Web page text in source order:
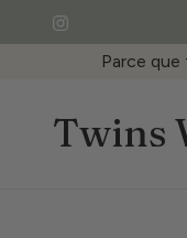
Parce
Twins